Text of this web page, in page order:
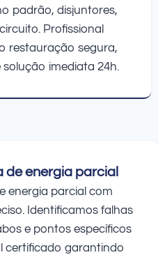
padrão, disjuntores,
Profissional
restauração segura,
imediata 24h.
de energia parcial
energia parcial com
Identificamos falhas
e pontos específicos
certificado garantindo